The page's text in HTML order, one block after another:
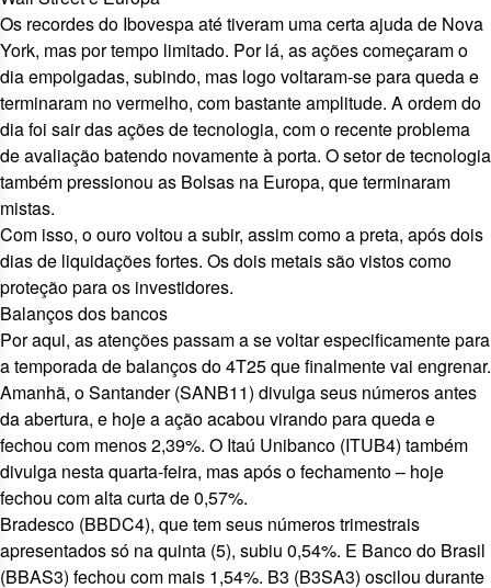
Os recordes do Ibovespa até tiveram uma certa ajuda de Nova
York, mas por tempo limitado. Por lá, as ações começaram o
dia empolgadas, subindo, mas logo voltaram-se para queda e
terminaram no vermelho, com bastante amplitude. A ordem do
dia foi sair das ações de tecnologia, com o recente problema
de avaliação batendo novamente à porta. O setor de tecnologia
também pressionou as Bolsas na Europa, que terminaram
mistas.
Com isso, oouro voltou a subir, assim como a preta, após dois
dias de liquidações fortes. Os dois metais são vistos como
proteção para os investidores.
Balanços dos bancos
Por aqui, as atenções passam a se voltar especificamente para
atemporada de balançosdo 4T25 que finalmente vai engrenar.
Amanhã, o Santander (SANB11) divulga seus númerosantes
da abertura, e hoje a ação acabou virando para queda e
fechou com menos 2,39%. O Itaú Unibanco (ITUB4) também
divulga nesta quarta-feira, mas após o fechamento – hoje
fechou com alta curta de 0,57%.
Bradesco (BBDC4), que tem seus números trimestrais
apresentados só na quinta (5), subiu 0,54%. E Banco do Brasil
(BBAS3) fechou com mais 1,54%. B3 (B3SA3) oscilou durante